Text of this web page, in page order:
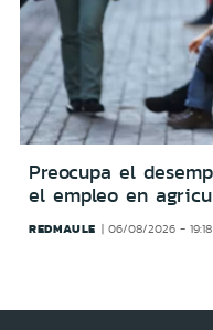
Preocupa el
el empleo en
REDMAULE 06/08/2026 - 19:18